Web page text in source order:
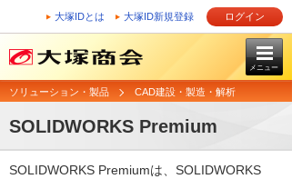
大塚IDとは 大塚ID新規登録 ログイン
メニュー
ソリューション・製品 CAD建設・製造・解析
SOLIDWORKS Premium
SOLIDWORKS Premiumは、SOLIDWORKS